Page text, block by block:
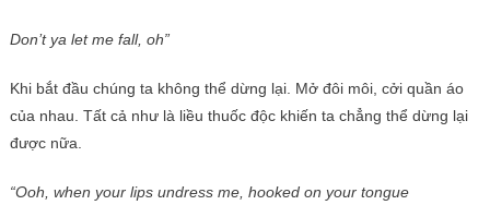
Don’t ya let me fall, oh”
Khi bắt đầu chúng ta không thể dừng lại. Mở đôi môi, cởi quần áo
của nhau. Tất cả như là liều thuốc độc khiến ta chẳng thể dừng lại
được nữa.
“Ooh, when your lips undress me, hooked on your tongue